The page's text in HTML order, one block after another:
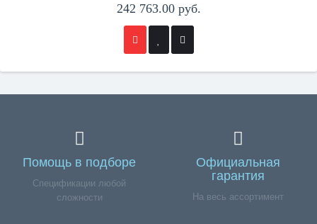
242 763.00 руб.
Помощь в подборе
Спецификации любой
сложности
Официальная
гарантия
На весь ассортимент